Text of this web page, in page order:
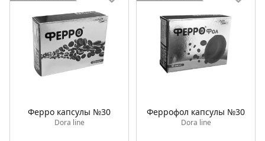
Ферро капсулы №30
Dora line
Феррофол капсулы №30
Dora line